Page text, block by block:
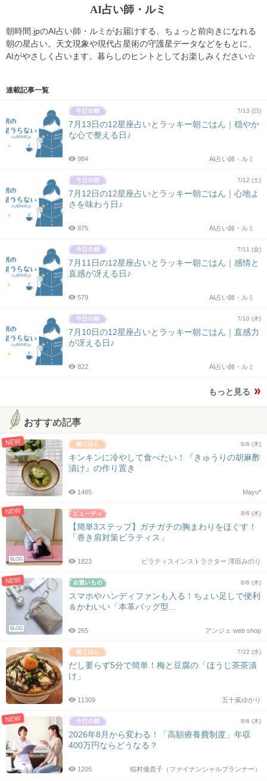
AI占い師・ルミ
朝時間.jpのAI占い師・ルミがお届けする、ちょっと前向きになれる
朝の星占い。天文現象や現代占星術の守護星データなどをもとに、
AIがやさしく占います。暮らしのヒントとしてお楽しみください☆
連載記事一覧
7/13 (日)
7月13日の12星座占いとラッキー朝ごはん｜穏やか
な心で整える日♪
AI占い師・ルミ
984
7/12 (土)
7月12日の12星座占いとラッキー朝ごはん｜心地よ
さを味わう日♪
AI占い師・ルミ
875
7/11 (金)
7月11日の12星座占いとラッキー朝ごはん｜感情と
直感が冴える日♪
AI占い師・ルミ
579
7/10 (木)
7月10日の12星座占いとラッキー朝ごはん｜直感力
が冴える日♪
AI占い師・ルミ
822
もっと見る
おすすめ記事
NEW 8/6 (木)
キンキンに冷やして食べたい！『きゅうりの胡麻酢
漬け』の作り置き
Mayu*
1485
NEW
BLOG
8/6 (木)
【簡単3ステップ】ガチガチの胸まわりをほぐす！
「巻き肩対策ピラティス」
ピラティスインストラクター 澤田みのり
1823
NEW
BLOG
8/6 (木)
スマホやハンディファンも入る！ちょい足しで便利
＆かわいい「本革バッグ型...
アンジェ web shop
265
7/22 (水)
だし要らず5分で簡単！梅と豆腐の「ほうじ茶茶漬
け」
五十嵐ゆかり
11309
NEW 8/6 (木)
2026年8月から変わる！「高額療養費制度」年収
400万円ならどうなる？
稲村優貴子（ファイナンシャルプランナー）
1205